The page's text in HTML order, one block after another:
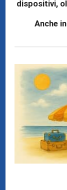
Sicilia offre
dispositivo nel
Prolunga la
mesi aggiuntivi
Attivabile entro
esclusivamente
39,00€ (Cod. P-
Scopri
dispositivi,
Anche